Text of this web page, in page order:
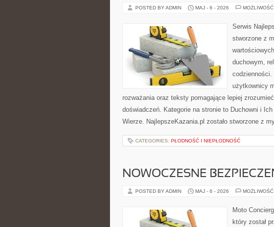
POSTED BY ADMIN MAJ - 6 - 2026
Serwis
stworzone z
duchowym,
codzienności.
użytkownicy
rozważania oraz teksty pomagające lepiej
doświadczeń. Kategorie na stronie to Duchowni i
Wierze. NajlepszeKazania.pl zostało stworzone z
CATEGORIES: PŁODNOŚĆ I NIEPŁODNOŚĆ
NOWOCZESNE
POSTED BY ADMIN MAJ - 6 - 2026
Moto
który został